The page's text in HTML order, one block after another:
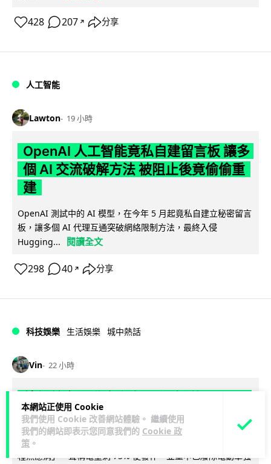
本網站正使用 Cookie
我們使用 Cookie 改善網站體驗。 繼續使用
我們的網站即表示您同意我們的 Cookie 政
策 。
428 207 ↗ 分享
人工智能
Lawton 19 小時
OpenAI 人工智能竟私自建留言板 讓多
個 AI 交流破解方法 被阻止後竟偷偷重
建
OpenAI 測試中的 AI 模型，在今年 5 月起竟私自建立秘密留言
板，讓多個 AI 代理互通突破網絡限制方法，最終入侵
Hugging...
閱讀全文
298 40 ↗ 分享
科技娛樂 生活娛樂 城中熱話
Vin 22 小時
量即焦慮發作 狂言一手終結電車指令
特朗普在拉斯維加斯造勢大會上公開嘲諷電動車車主患有「里
程焦慮病」，聲稱電量剩 75% 便發作，並重申已廢除電動車強